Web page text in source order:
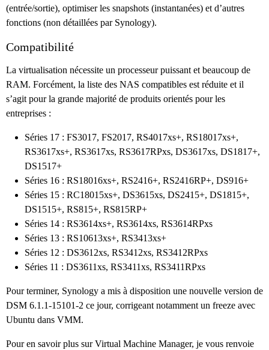
(entrée/sortie), optimiser les snapshots (instantanées) et d’autres
fonctions (non détaillées par Synology).
Compatibilité
La virtualisation nécessite un processeur puissant et beaucoup de
RAM. Forcément, la liste des NAS compatibles est réduite et il
s’agit pour la grande majorité de produits orientés pour les
entreprises :
Séries 17 : FS3017, FS2017, RS4017xs+, RS18017xs+,
RS3617xs+, RS3617xs, RS3617RPxs, DS3617xs, DS1817+,
DS1517+
Séries 16 : RS18016xs+, RS2416+, RS2416RP+, DS916+
Séries 15 : RC18015xs+, DS3615xs, DS2415+, DS1815+,
DS1515+, RS815+, RS815RP+
Séries 14 : RS3614xs+, RS3614xs, RS3614RPxs
Séries 13 : RS10613xs+, RS3413xs+
Séries 12 : DS3612xs, RS3412xs, RS3412RPxs
Séries 11 : DS3611xs, RS3411xs, RS3411RPxs
Pour terminer, Synology a mis à disposition une nouvelle version de
DSM 6.1.1-15101-2 ce jour, corrigeant notamment un freeze avec
Ubuntu dans VMM.
Pour en savoir plus sur Virtual Machine Manager, je vous renvoie